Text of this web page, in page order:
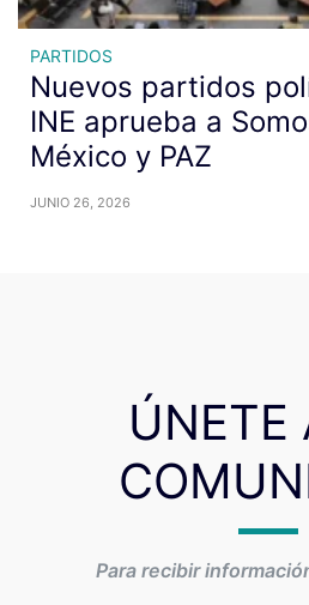
PARTIDOS
Nuevos partidos
INE aprueba a
México y PAZ
JUNIO 26, 2026
ÚNETE
Para recibir